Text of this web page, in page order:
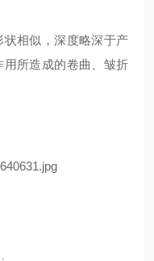
相似，深度略深于产
所造成的卷曲、皱折